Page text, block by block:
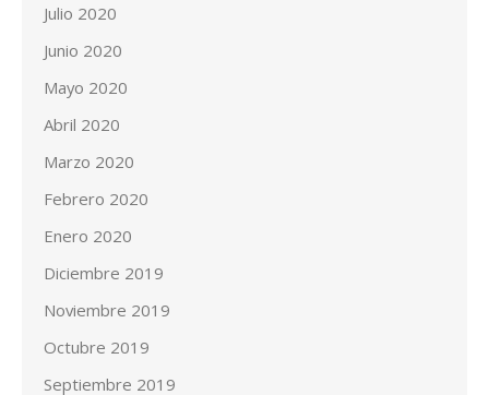
Julio 2020
Junio 2020
Mayo 2020
Abril 2020
Marzo 2020
Febrero 2020
Enero 2020
Diciembre 2019
Noviembre 2019
Octubre 2019
Septiembre 2019